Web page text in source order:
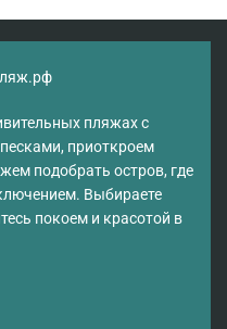
пляжах с
приоткроем
подобрать остров, где
Выбираете
покоем и красотой в